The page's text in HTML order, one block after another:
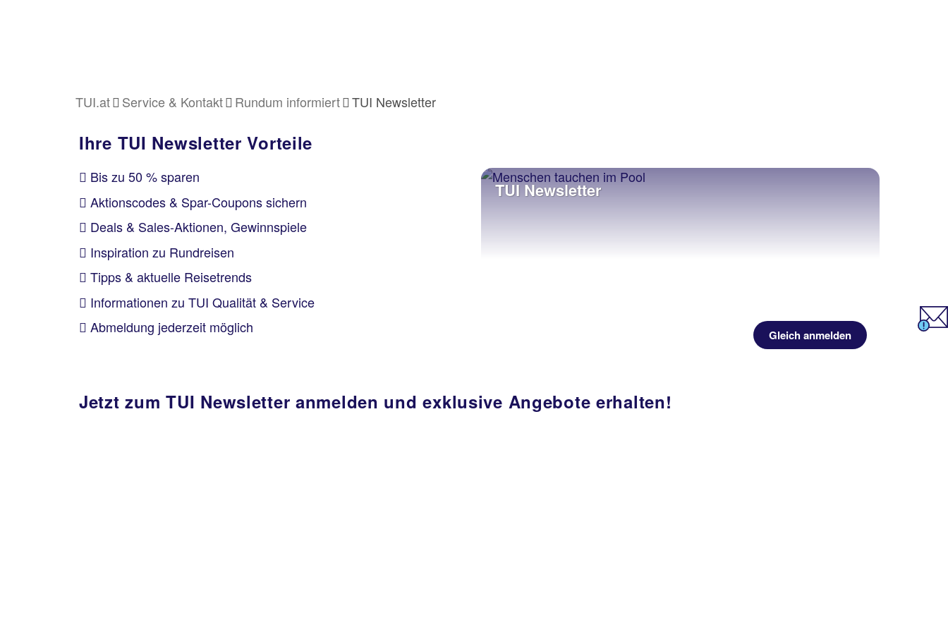
TUI.at Service & Kontakt Rundum informiert TUI Newsletter
Ihre TUI Newsletter Vorteile
Bis zu 50 % sparen
Aktionscodes & Spar-Coupons sichern
Deals & Sales-Aktionen, Gewinnspiele
Inspiration zu Rundreisen
Tipps & aktuelle Reisetrends
Informationen zu TUI Qualität & Service
Abmeldung jederzeit möglich
TUI Newsletter
Gleich anmelden
Jetzt zum TUI Newsletter anmelden und exklusive Angebote erhalten!